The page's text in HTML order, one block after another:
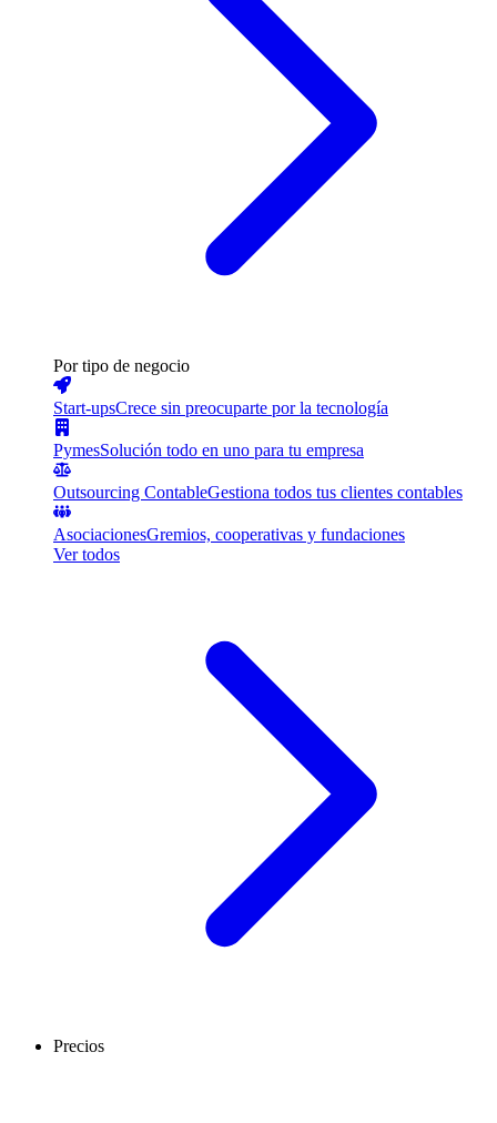
Por tipo de negocio
Start-upsCrece sin preocuparte por la tecnología
PymesSolución todo en uno para tu empresa
Outsourcing ContableGestiona todos tus clientes contables
AsociacionesGremios, cooperativas y fundaciones
Ver todos
Precios